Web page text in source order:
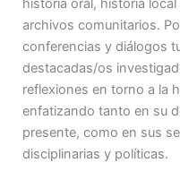
historia oral, historia
archivos comunitarios.
conferencias y diálogos
destacadas/os
reflexiones en torno a la
enfatizando tanto en su
presente, como en sus
disciplinarias y políticas.